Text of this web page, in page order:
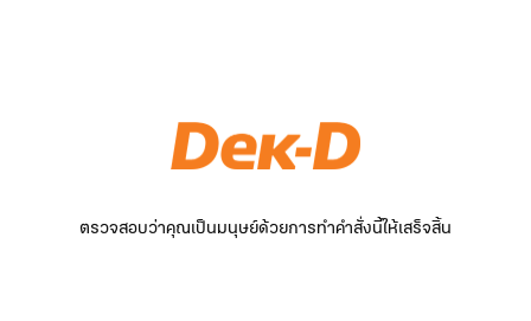
ตรวจสอบว่าคุณเป็นมนุษย์ด้วยการทำคำสั่งนี้ให้เสร็จสิ้น